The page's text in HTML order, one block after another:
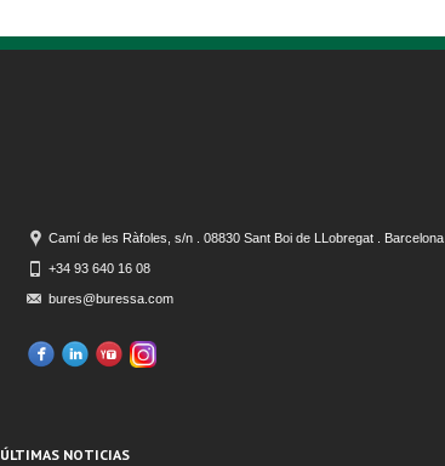
Camí de les Ràfoles, s/n . 08830 Sant Boi de LLobregat . Barcelona
+34 93 640 16 08
bures@buressa.com
ÚLTIMAS NOTICIAS